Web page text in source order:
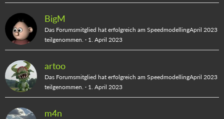
BigM
Das Forumsmitglied hat erfolgreich am SpeedmodellingApril 2023
teilgenommen.
1. April 2023
artoo
Das Forumsmitglied hat erfolgreich am SpeedmodellingApril 2023
teilgenommen.
1. April 2023
m4n